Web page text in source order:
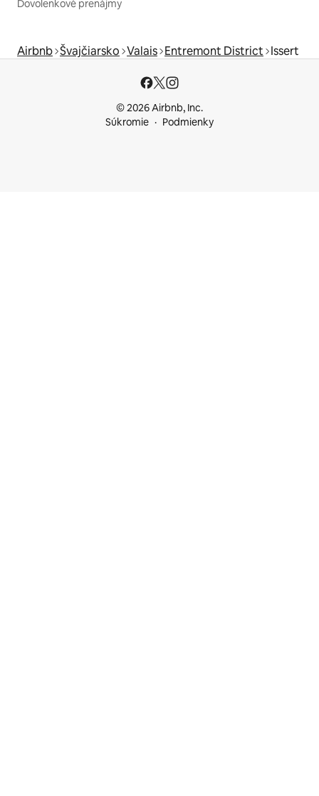
Dovolenkové prenájmy
Airbnb Švajčiarsko Valais Entremont District Issert
© 2026 Airbnb, Inc.
Súkromie
Podmienky